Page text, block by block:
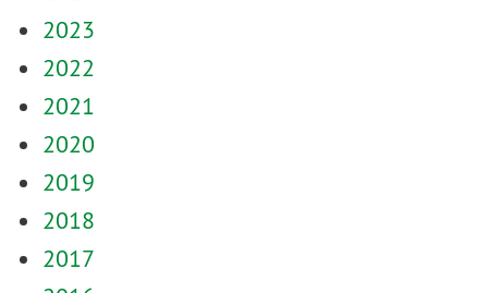
2023
2022
2021
2020
2019
2018
2017